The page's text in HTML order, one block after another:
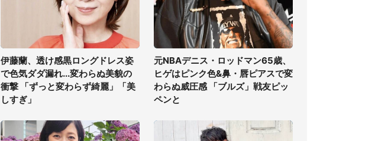
伊藤蘭、透け感黒ロングドレス姿
で色気ダダ漏れ...変わらぬ美貌の
衝撃 「ずっと変わらず綺麗」「美
しすぎ」
元NBAデニス・ロッドマン65歳、
ヒゲはピンク色&鼻・唇ピアスで変
わらぬ威圧感 「ブルズ」戦友ピッ
ペンと